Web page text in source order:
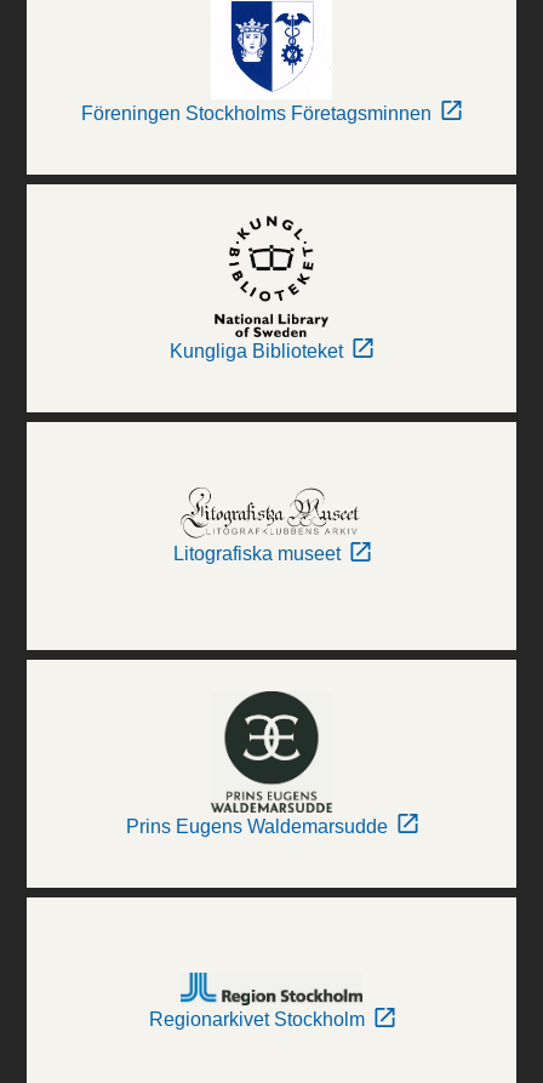
Föreningen Stockholms Företagsminnen
Kungliga Biblioteket
Litografiska museet
Prins Eugens Waldemarsudde
Regionarkivet Stockholm